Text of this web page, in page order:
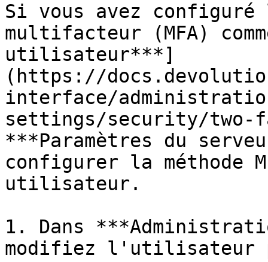
Si vous avez
multifacteur (MFA)
utilisateur***]
(https://
interface/
settings/security/two-
***Paramètres du
configurer la méthode
utilisateur.
1. Dans
modifiez l'utilisateur